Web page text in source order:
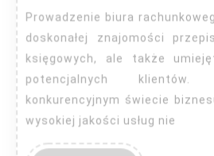
Prowadzenie biura rachunkowego wymaga nie tylko
doskonałej znajomości
księgowych, ale także
potencjalnych
konkurencyjnym świecie
wysokiej jakości usług nie